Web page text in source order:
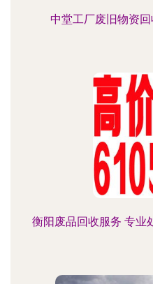
中堂工厂废旧物资
衡阳废品回收服务 专业